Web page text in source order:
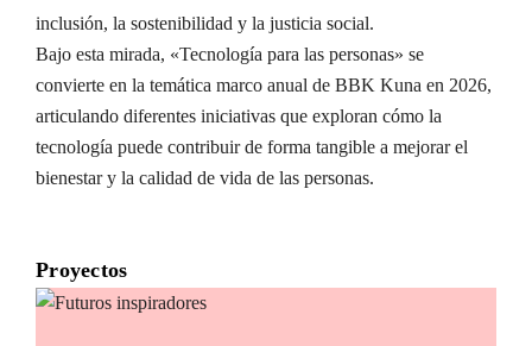
inclusión, la sostenibilidad y la justicia social.
Bajo esta mirada, «Tecnología para las personas» se
convierte en la temática marco anual de BBK Kuna en 2026,
articulando diferentes iniciativas que exploran cómo la
tecnología puede contribuir de forma tangible a mejorar el
bienestar y la calidad de vida de las personas.
Proyectos